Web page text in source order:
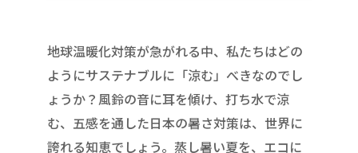
地球温暖化対策が急がれる中、私たちはどの
ようにサステナブルに「涼む」べきなのでし
ょうか？風鈴の音に耳を傾け、打ち水で涼
む、五感を通した日本の暑さ対策は、世界に
誇れる知恵でしょう。蒸し暑い夏を、エコに